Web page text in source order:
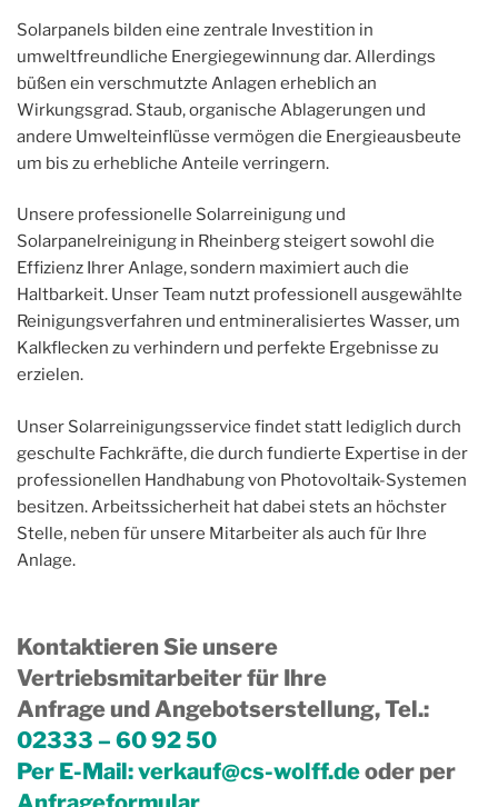
Solarpanels bilden eine zentrale Investition in
umweltfreundliche Energiegewinnung dar. Allerdings
büßen ein verschmutzte Anlagen erheblich an
Wirkungsgrad. Staub, organische Ablagerungen und
andere Umwelteinflüsse vermögen die Energieausbeute
um bis zu erhebliche Anteile verringern.
Unsere professionelle Solarreinigung und
Solarpanelreinigung in Rheinberg steigert sowohl die
Effizienz Ihrer Anlage, sondern maximiert auch die
Haltbarkeit. Unser Team nutzt professionell ausgewählte
Reinigungsverfahren und entmineralisiertes Wasser, um
Kalkflecken zu verhindern und perfekte Ergebnisse zu
erzielen.
Unser Solarreinigungsservice findet statt lediglich durch
geschulte Fachkräfte, die durch fundierte Expertise in der
professionellen Handhabung von Photovoltaik-Systemen
besitzen. Arbeitssicherheit hat dabei stets an höchster
Stelle, neben für unsere Mitarbeiter als auch für Ihre
Anlage.
Kontaktieren Sie unsere
Vertriebsmitarbeiter für Ihre
Anfrage und Angebotserstellung, Tel.:
02333 – 60 92 50
Per E-Mail:verkauf@cs-wolff.deoder per